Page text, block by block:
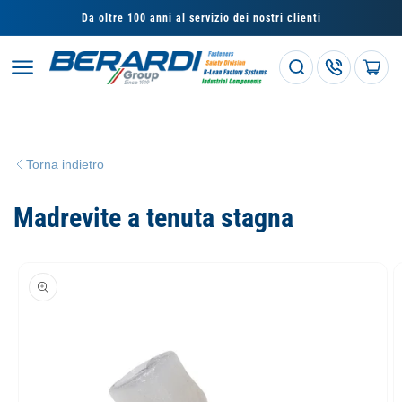
direttamente
ai contenuti
Da oltre 100 anni al servizio dei nostri clienti
Carrello
Torna indietro
Madrevite a tenuta stagna
sul prodotto